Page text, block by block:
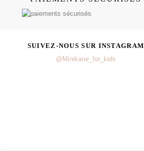
SUIVEZ-NOUS SUR INSTAGRAM
@Minikane_for_kids